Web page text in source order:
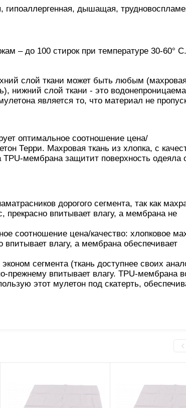
гипоаллергенная, дышащая,
– до 100 стирок при температуре 30-60° С.
слой ткани может быть любым
нижний слой ткани - это
является то, что материал не
оптимальное соотношение цена/
Терри. Махровая ткань из хлопка, с
мембрана защитит поверхность одеяла
дорогого сегмента, так как
прекрасно впитывает влагу, а мембрана не
соотношение цена/качество: хлопковое
влагу, а мембрана обеспечивает
сегмента (ткань доступнее своих
прежнему впитывает влагу. TPU-мембрана
этот мулетон под скатерть,